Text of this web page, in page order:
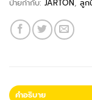
ป้ายกำกับ: JARTON, ลูก
คำอธิบาย